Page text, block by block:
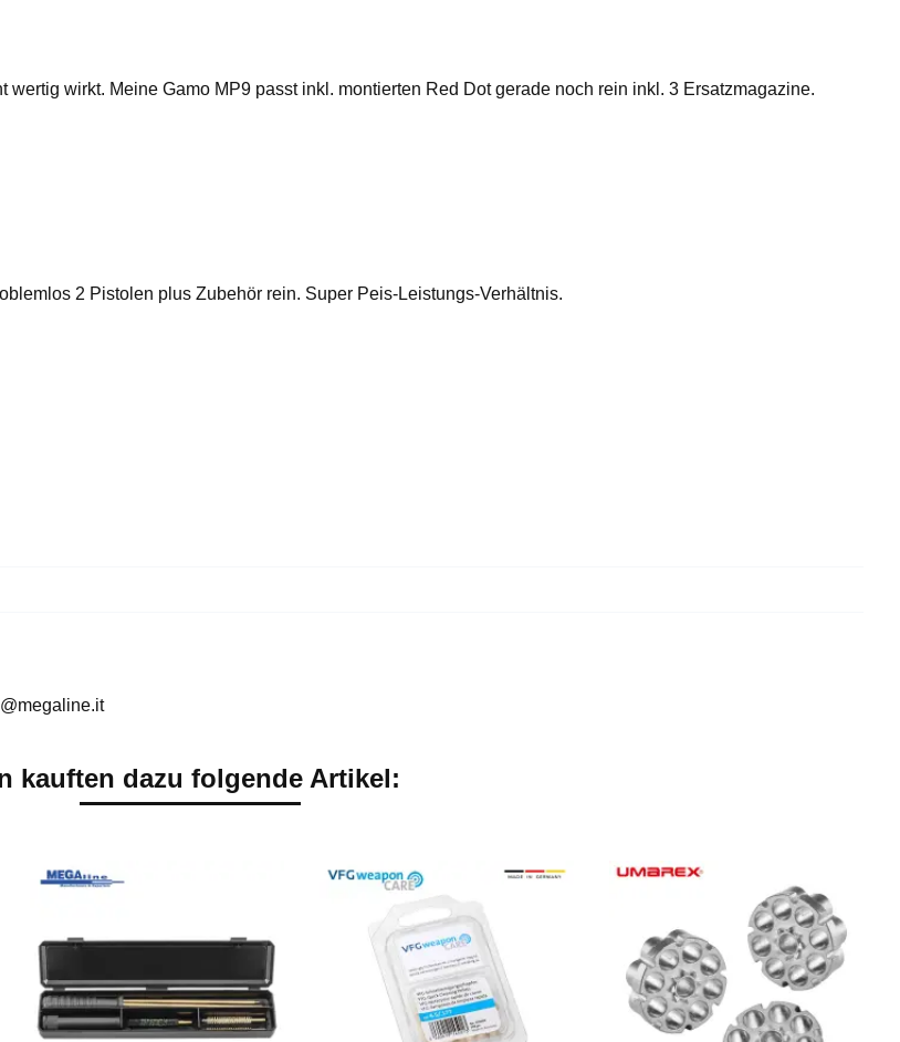
wertig wirkt. Meine Gamo MP9 passt inkl. montierten Red Dot gerade noch rein inkl. 3 Ersatzmagazine.
2 Pistolen plus Zubehör rein. Super Peis-Leistungs-Verhältnis.
kauften dazu folgende Artikel: